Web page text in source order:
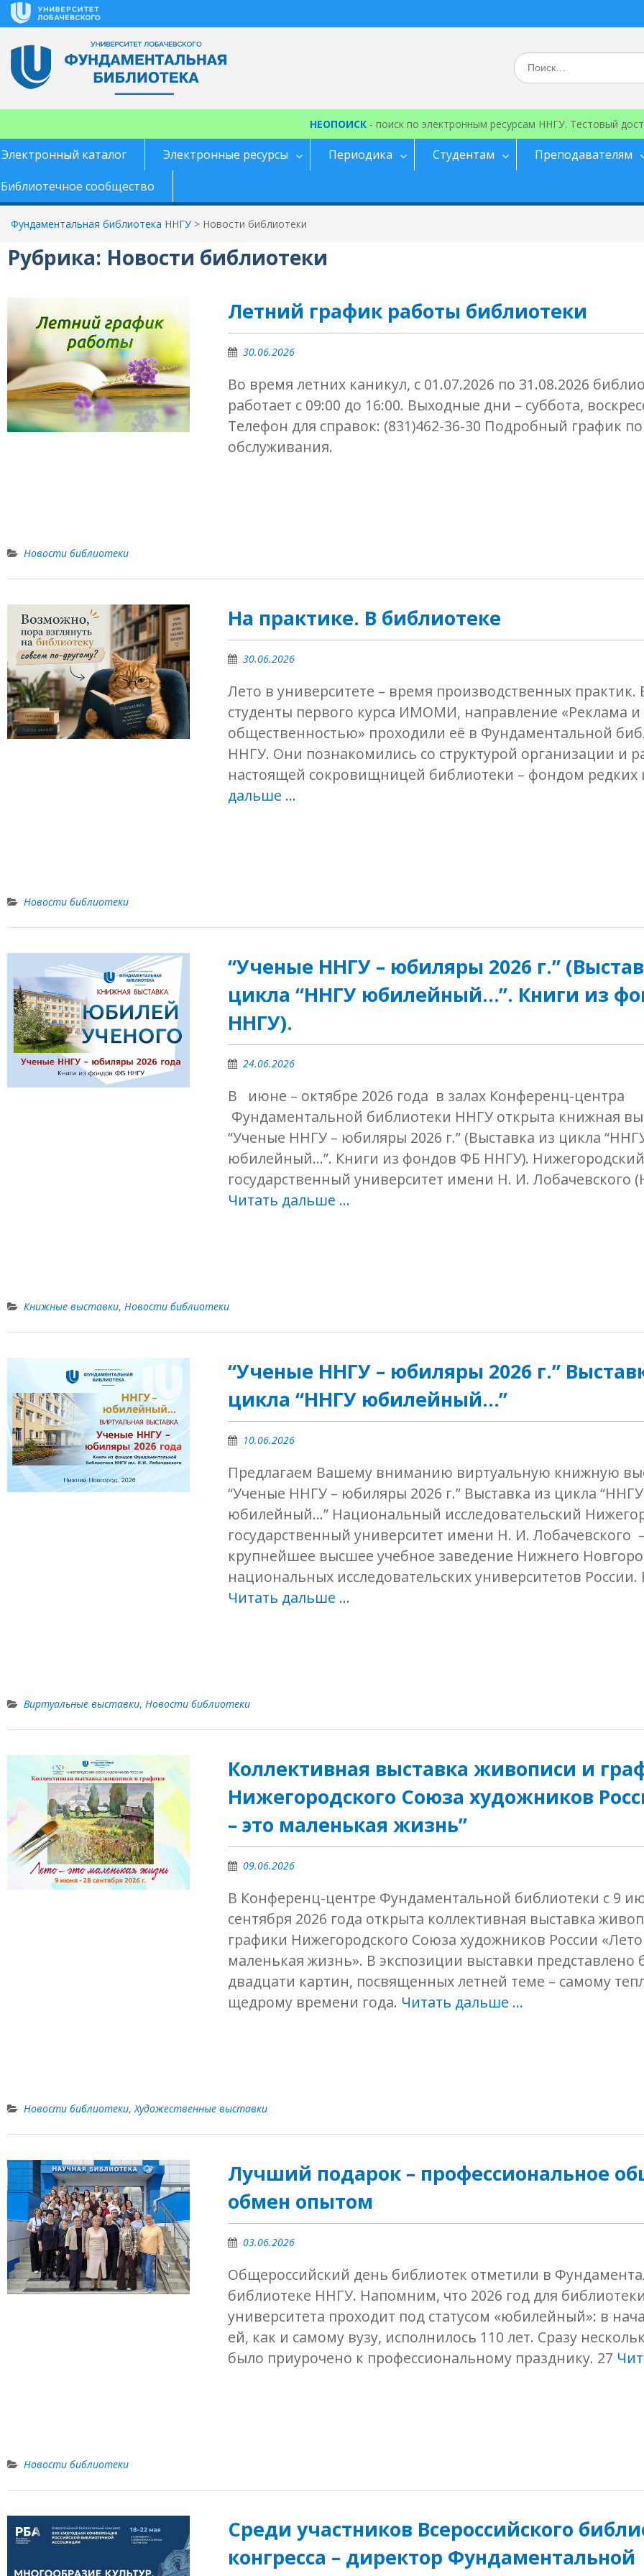
Перейти
Искать:
НЕОПОИСК- поиск по электронным ресурсам ННГУ. Тестовый
Электронный каталог Электронные ресурсы Периодика Студентам Преподавателям
Библиотечное сообщество
Фундаментальная библиотека ННГУ > Новости библиотеки
Рубрика: Новости библиотеки
Летний график работы библиотеки
30.06.2026
Во время летних каникул, с 01.07.2026 по 31.08.2026
работает с 09:00 до 16:00. Выходные дни – суббота,
Телефон для справок: (831)462-36-30 Подробный график
обслуживания.
Новости библиотеки
На практике. В библиотеке
30.06.2026
Лето в университете – время производственных
студенты первого курса ИМОМИ, направление «Реклама и
общественностью» проходили её в Фундаментальной
ННГУ. Они познакомились со структурой организации и
настоящей сокровищницей библиотеки – фондом редких
дальше …
Новости библиотеки
“Ученые ННГУ – юбиляры 2026 г.”
цикла “ННГУ юбилейный…”. Книги из
ННГУ).
24.06.2026
В июне – октябре 2026 года в залах Конференц-центра
Фундаментальной библиотеки ННГУ открыта книжная
“Ученые ННГУ – юбиляры 2026 г.” (Выставка из цикла
юбилейный…”. Книги из фондов ФБ ННГУ). Нижегородский
государственный университет имени Н. И. Лобачевского
Читать дальше …
Книжные выставки, Новости библиотеки
“Ученые ННГУ – юбиляры 2026 г.”
цикла “ННГУ юбилейный…”
10.06.2026
Предлагаем Вашему вниманию виртуальную книжную
“Ученые ННГУ – юбиляры 2026 г.” Выставка из цикла “ННГУ
юбилейный…” Национальный исследовательский
государственный университет имени Н. И. Лобачевского
крупнейшее высшее учебное заведение Нижнего
национальных исследовательских университетов России.
Читать дальше …
Виртуальные выставки, Новости библиотеки
Коллективная выставка живописи и
Нижегородского Союза художников
– это маленькая жизнь”
09.06.2026
В Конференц-центре Фундаментальной библиотеки с 9
сентября 2026 года открыта коллективная выставка
графики Нижегородского Союза художников России «Лето
маленькая жизнь». В экспозиции выставки представлено
двадцати картин, посвященных летней теме – самому
щедрому времени года. Читать дальше …
Новости библиотеки,Художественные выставки
Лучший подарок – профессиональное
обмен опытом
03.06.2026
Общероссийский день библиотек отметили в
библиотеке ННГУ. Напомним, что 2026 год для библиотеки
университета проходит под статусом «юбилейный»: в
ей, как и самому вузу, исполнилось 110 лет. Сразу
было приурочено к профессиональному празднику. 27
Новости библиотеки
Среди участников Всероссийского
конгресса – директор Фундаментальной